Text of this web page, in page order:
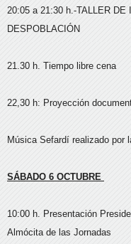
20:05 a 21:30 h.-TALLER DE
DESPOBLACIÓN
21.30 h. Tiempo libre cena
22,30 h: Proyección
Música Sefardí realizado por
SÁBADO 6 OCTUBRE
10:00 h. Presentación
Almócita de las Jornadas